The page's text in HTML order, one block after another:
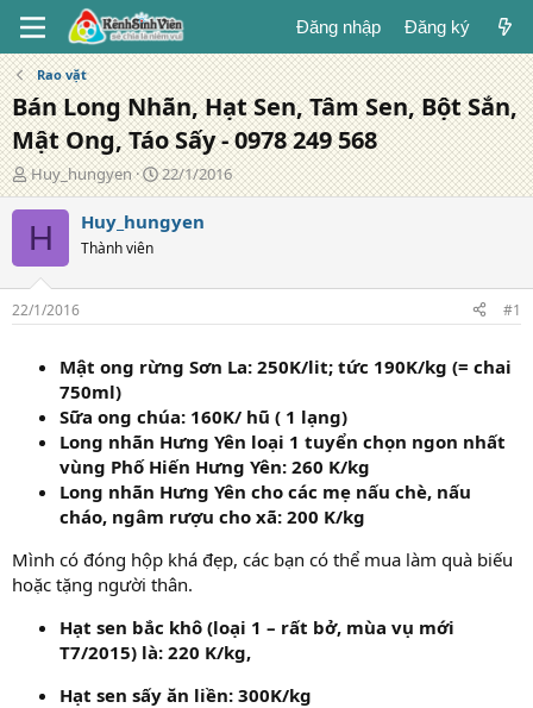
Đăng nhập Đăng ký
Rao vặt
Bán Long Nhãn, Hạt Sen, Tâm Sen, Bột Sắn,
Mật Ong, Táo Sấy - 0978 249 568
T
á
c
g
ả
Huy_hungyen
N
g
à
y
g
22/1/2016
H Huy_hungyen
Thành viên
22/1/2016 #1
Mật ong rừng Sơn La: 250K/lit; tức 190K/kg (= chai
750ml)
Sữa ong chúa: 160K/ hũ ( 1 lạng)
Long nhãn Hưng Yên loại 1 tuyển chọn ngon nhất
vùng Phố Hiến Hưng Yên: 260 K/kg
Long nhãn Hưng Yên cho các mẹ nấu chè, nấu
cháo, ngâm rượu cho xã: 200 K/kg
Mình có đóng hộp khá đẹp, các bạn có thể mua làm quà biếu
hoặc tặng người thân.
Hạt sen bắc khô (loại 1 – rất bở, mùa vụ mới
T7/2015) là: 220 K/kg,
Hạt sen sấy ăn liền: 300K/kg